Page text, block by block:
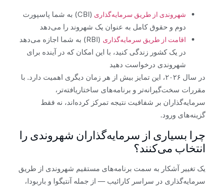
شهروندی از طریق سرمایه‌گذاری
(CBI) به شما پاسپورت
دوم و حقوق کامل به عنوان یک شهروند را می‌دهد
اقامت از طریق سرمایه‌گذاری
(RBI) به شما اجازه می‌دهد
در یک کشور زندگی کنید، با این امکان که در آینده برای
شهروندی درخواست دهید
در سال ۲۰۲۶، این تمایز بیش از هر زمان دیگری اهمیت دارد. با
مقررات سخت‌گیرانه‌تر و برنامه‌های ساختاریافته‌تر،
سرمایه‌گذاران بر شفافیت نتیجه تمرکز کرده‌اند، نه فقط
گزینه‌های ورود.
چرا بسیاری از سرمایه‌گذاران شهروندی را
انتخاب می‌کنند؟
یک تغییر آشکار به سمت برنامه‌های مستقیم شهروندی از طریق
سرمایه‌گذاری در سراسر کارائیب — از جمله آنتیگوا و باربودا،